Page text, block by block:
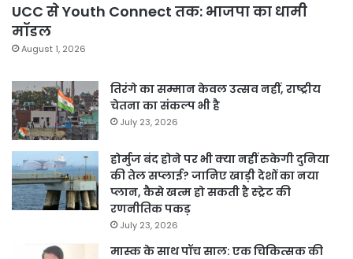
UCC से Youth Connect तक: भाजपा का धामी
मॉडल
August 1, 2026
तिरंगे का सम्मान केवल उत्सव नहीं, राष्ट्रीय
चेतना का संकल्प भी है
July 23, 2026
होर्मुज बंद होने पर भी क्या नहीं रुकेगी दुनिया
की तेल सप्लाई? जानिए खाड़ी देशों का नया
प्लान, कैसे खत्म हो सकती है स्ट्रेट की
रणनीतिक पकड़
July 23, 2026
मास्क के साथ पॉच साल: एक चिकित्सक की